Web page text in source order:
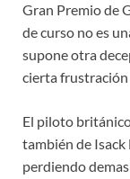
Gran Premio de
de curso no es
supone otra
cierta
El piloto
también de Isack
perdiendo